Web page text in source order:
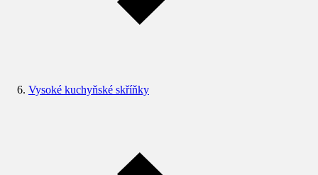
Vysoké kuchyňské skříňky